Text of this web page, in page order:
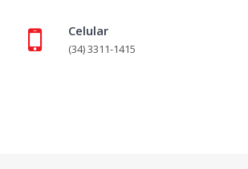
Celular
(34) 3311-1415